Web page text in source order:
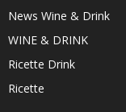
News Wine & Drink
WINE & DRINK
Ricette Drink
Ricette